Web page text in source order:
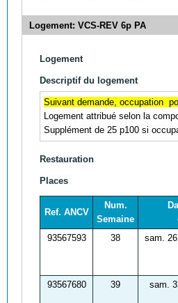
Logement: VCS-REV 6p PA
Logement
Descriptif du logement
Suivant demande, occupation
Logement attribué selon la
Supplément de 25 p100 si
Restauration
Places
Ref. ANCV
Num.
Semaine
93567593
38 sam.
93567680 39 sam.